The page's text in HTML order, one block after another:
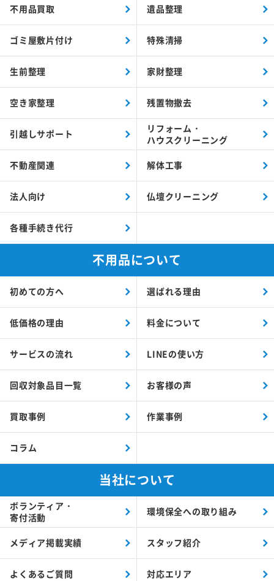
不用品買取 遺品整理
ゴミ屋敷片付け 特殊清掃
生前整理 家財整理
空き家整理 残置物撤去
引越しサポート
リフォーム・
ハウスクリーニング
不動産関連 解体工事
法人向け 仏壇クリーニング
各種手続き代行
不用品について
初めての方へ 選ばれる理由
低価格の理由 料金について
サービスの流れ LINEの使い方
回収対象品目一覧 お客様の声
買取事例 作業事例
コラム
当社について
ボランティア・
寄付活動
環境保全への取り組み
メディア掲載実績 スタッフ紹介
よくあるご質問 対応エリア